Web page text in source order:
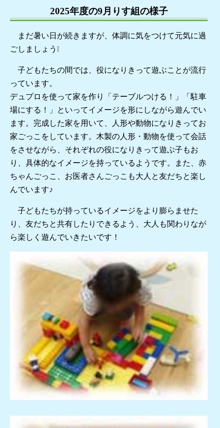
2025年度の9月りす組の様子
まだ暑い日が続きますが、体調に気をつけて元気に過
ごしましょう❕
子どもたちの間では、役になりきって遊ぶことが流行
っています。
デュプロを使って家を作り「テーブルつける！」「駐車
場にする！」といってイメージを形にしながら遊んでい
ます。完成した家を用いて、人形や動物になりきってお
家ごっこをしています。木製の人形・動物を使って会話
をさせながら、それぞれの役になりきって遊ぶ子もお
り、具体的なイメージを持っているようです。また、赤
ちゃんごっこ、お医者さんごっこも大人と友だちと楽し
んでいます♪
子どもたちが持っているイメージをより膨らませた
り、友だちと共有したりできるよう、大人も関わりなが
ら楽しく遊んでいきたいです！